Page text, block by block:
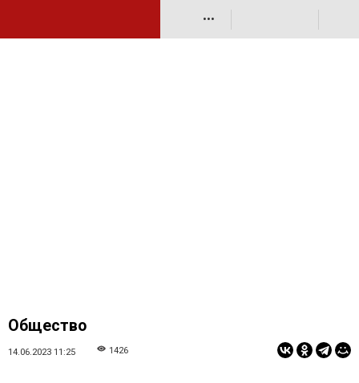
•••
Общество
14.06.2023 11:25 1426